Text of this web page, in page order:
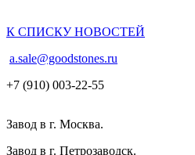
К СПИСКУ НОВОСТЕЙ
a.sale@goodstones.ru
+7 (910) 003-22-55
Завод в г. Москва.
Завод в г. Петрозаводск.